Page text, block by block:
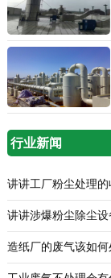
行业新闻
讲讲工厂粉尘处理的
讲讲涉爆粉尘除尘设
造纸厂的废气该如